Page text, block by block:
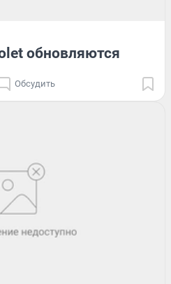
обновляются
Обсудить